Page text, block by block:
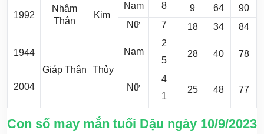
1992
Nhâm
Thân
Kim
Nam 8 9 64
90
Nữ
7 18 34 84
1944
2004
Giáp Thân Thủy
Nam
2
5
28 40 78
Nữ
4
1
25 48 77
Con số may mắn tuổi Dậu ngày 10/9/2023